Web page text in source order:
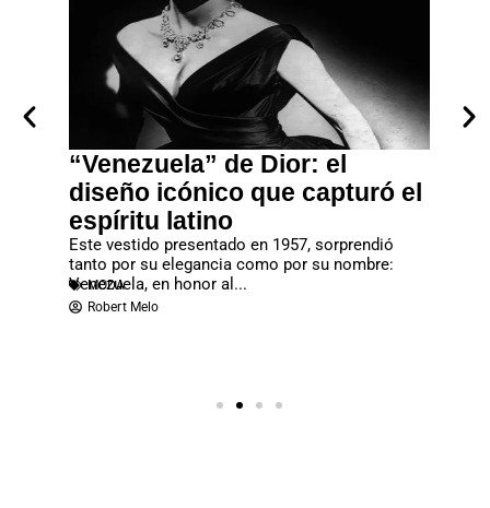
“Venezuela” de Dior: el
diseño icónico que capturó el
espíritu latino
Este vestido presentado en 1957, sorprendió
tanto por su elegancia como por su nombre:
Venezuela, en honor al...
MODA
Robert Melo